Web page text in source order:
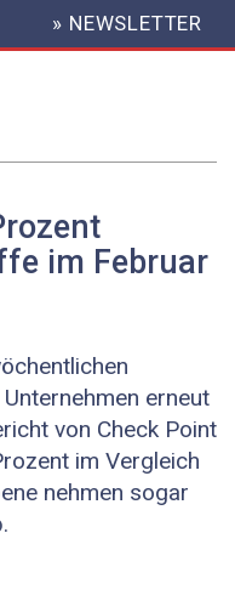
HEADER» NEWSLETTER
im Februar
erneut
von Check Point
im Vergleich
nehmen sogar